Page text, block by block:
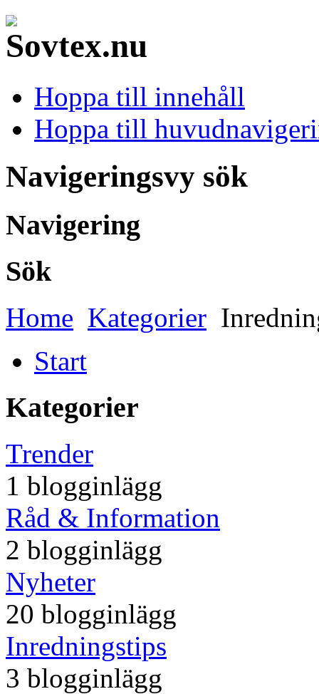
Hoppa till innehåll
Hoppa till
Navigeringsvy sök
Navigering
Sök
Home Kategorier
Start
Kategorier
Trender
1 blogginlägg
Råd & Information
2 blogginlägg
Nyheter
20 blogginlägg
Inredningstips
3 blogginlägg